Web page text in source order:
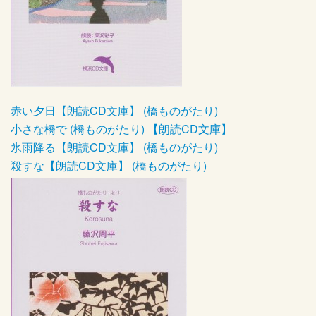
赤い夕日【朗読CD文庫】 (橋ものがたり)
小さな橋で (橋ものがたり) 【朗読CD文庫】
氷雨降る【朗読CD文庫】 (橋ものがたり)
殺すな【朗読CD文庫】 (橋ものがたり)